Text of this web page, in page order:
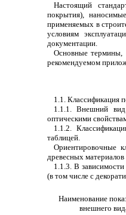
Настоящий
покрытия),
применяемых в
условиям
документации.
Основные термины,
рекомендуемом
1.1. Классификация
1.1.1. Внешний вид
оптическими
1.1.2.
таблицей.
Ориентировочные
древесных
1.1.3. В
(в том числе с
Наименование
внешнего